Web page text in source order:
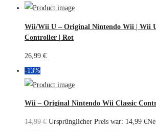
Wii/Wii U – Original Nintendo Wii | Wii
Controller | Rot
26,99 €
-13%
Wii – Original Nintendo Wii Classic
14,99€ Ursprünglicher Preis war: 14,99 €